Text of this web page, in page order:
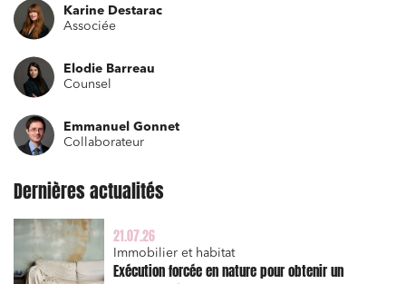
Karine Destarac
Associée
Elodie Barreau
Counsel
Emmanuel Gonnet
Collaborateur
Dernières actualités
21.07.26
Immobilier et habitat
Exécution forcée en nature pour obtenir un
Associations et acteurs de l’économie sociale et
solidaire